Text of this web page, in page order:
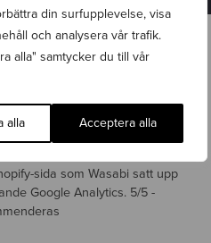
din surfupplevelse, visa
och analysera vår trafik.
alla" samtycker du till vår
alla Acceptera alla
sida som Wasabi satt upp
Google Analytics. 5/5 -